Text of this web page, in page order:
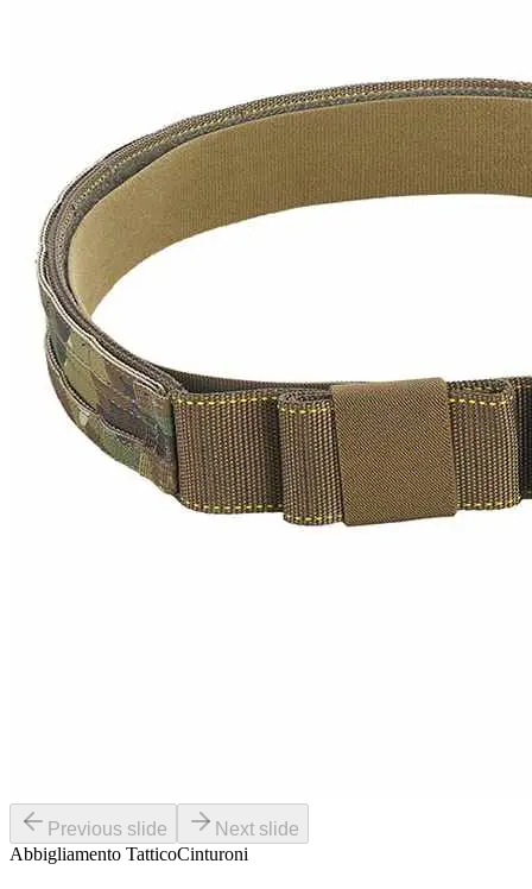
Previous slide
Next slide
Abbigliamento TatticoCinturoni